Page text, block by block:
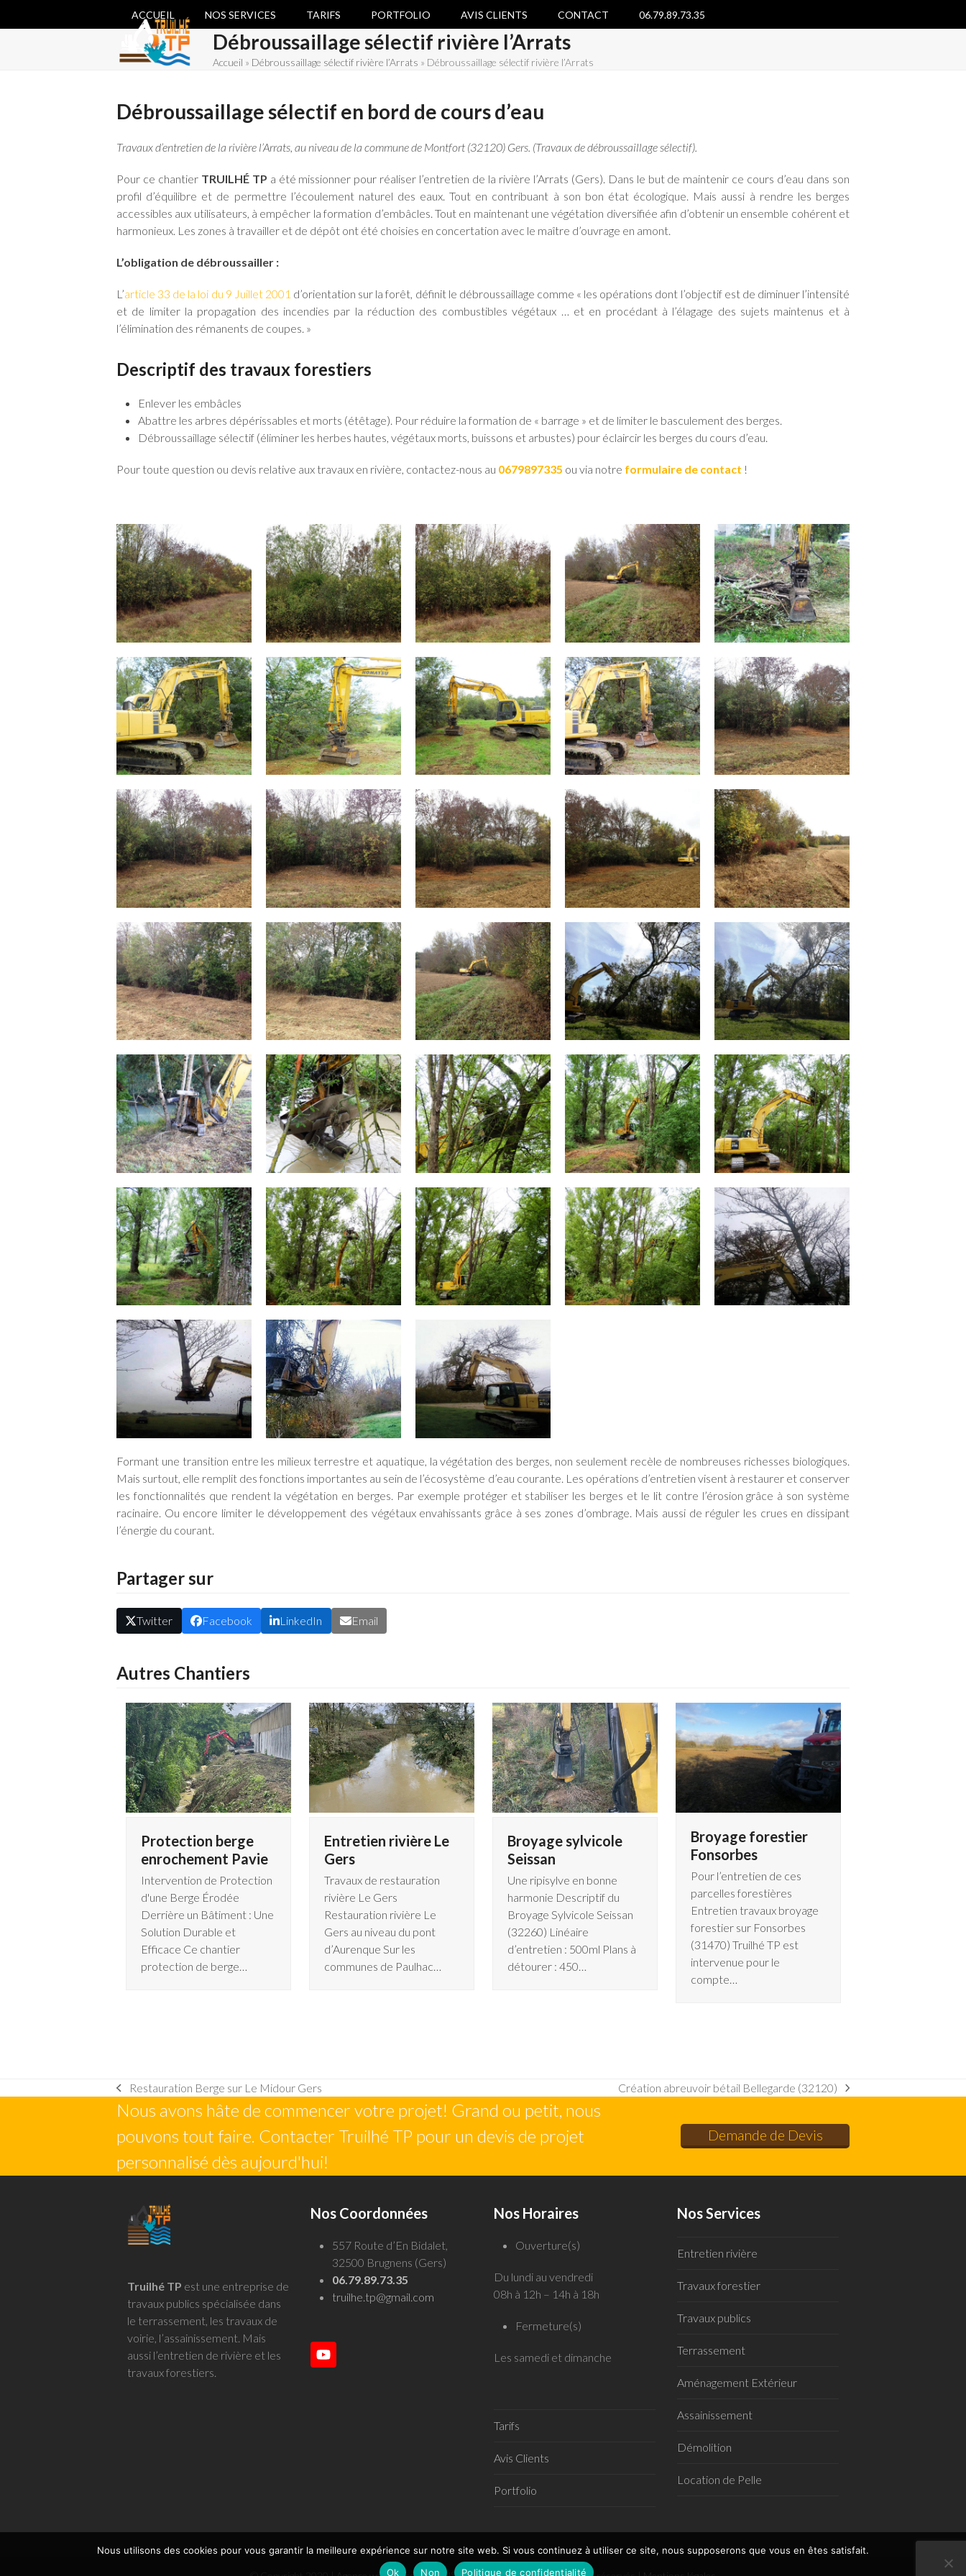
ACCUEIL NOS SERVICES TARIFS PORTFOLIO AVIS CLIENTS CONTACT 06.79.89.73.35
Débroussaillage sélectif rivière l’Arrats
Accueil » Débroussaillage sélectif rivière l’Arrats » Débroussaillage sélectif rivière l’Arrats
Débroussaillage sélectif en bord de cours d’eau
Travaux d’entretien de la rivière l’Arrats, au niveau de la commune de Montfort (32120) Gers. (Travaux de débroussaillage sélectif).
Pour ce chantier TRUILHÉ TP a été missionner pour réaliser l’entretien de la rivière l’Arrats (Gers). Dans le but de maintenir ce cours d’eau dans son
profil d’équilibre et de permettre l’écoulement naturel des eaux. Tout en contribuant à son bon état écologique. Mais aussi à rendre les berges
accessibles aux utilisateurs, à empêcher la formation d’embâcles. Tout en maintenant une végétation diversifiée afin d’obtenir un ensemble cohérent et
harmonieux. Les zones à travailler et de dépôt ont été choisies en concertation avec le maître d’ouvrage en amont.
L’obligation de débroussailler :
L’article 33 de la loi du 9 Juillet 2001 d’orientation sur la forêt, définit le débroussaillage comme « les opérations dont l’objectif est de diminuer l’intensité
et de limiter la propagation des incendies par la réduction des combustibles végétaux … et en procédant à l’élagage des sujets maintenus et à
l’élimination des rémanents de coupes. »
Descriptif des travaux forestiers
Enlever les embâcles
Abattre les arbres dépérissables et morts (étêtage). Pour réduire la formation de « barrage » et de limiter le basculement des berges.
Débroussaillage sélectif (éliminer les herbes hautes, végétaux morts, buissons et arbustes) pour éclaircir les berges du cours d’eau.
Pour toute question ou devis relative aux travaux en rivière, contactez-nous au 0679897335 ou via notre formulaire de contact !
Formant une transition entre les milieux terrestre et aquatique, la végétation des berges, non seulement recèle de nombreuses richesses biologiques.
Mais surtout, elle remplit des fonctions importantes au sein de l’écosystème d’eau courante. Les opérations d’entretien visent à restaurer et conserver
les fonctionnalités que rendent la végétation en berges. Par exemple protéger et stabiliser les berges et le lit contre l’érosion grâce à son système
racinaire. Ou encore limiter le développement des végétaux envahissants grâce à ses zones d’ombrage. Mais aussi de réguler les crues en dissipant
l’énergie du courant.
Partager sur
Twitter Facebook LinkedIn Email
Autres Chantiers
Protection berge
enrochement Pavie
Intervention de Protection
d'une Berge Érodée
Derrière un Bâtiment : Une
Solution Durable et
Efficace Ce chantier
protection de berge…
Entretien rivière Le
Gers
Travaux de restauration
rivière Le Gers
Restauration rivière Le
Gers au niveau du pont
d’Aurenque Sur les
communes de Paulhac…
Broyage sylvicole
Seissan
Une ripisylve en bonne
harmonie Descriptif du
Broyage Sylvicole Seissan
(32260) Linéaire
d’entretien : 500ml Plans à
détourer : 450…
Broyage forestier
Fonsorbes
Pour l’entretien de ces
parcelles forestières
Entretien travaux broyage
forestier sur Fonsorbes
(31470) Truilhé TP est
intervenue pour le
compte…
previous
post:
Restauration Berge sur Le Midour Gers
next
Création abreuvoir bétail Bellegarde (32120)
Nous avons hâte de commencer votre projet! Grand ou petit, nous
pouvons tout faire. Contacter Truilhé TP pour un devis de projet
personnalisé dès aujourd'hui!
Demande de Devis
Truilhé TP est une entreprise de
travaux publics spécialisée dans
le terrassement, les travaux de
voirie, l’assainissement. Mais
aussi l’entretien de rivière et les
travaux forestiers.
Nos Coordonnées
557 Route d’En Bidalet,
32500 Brugnens (Gers)
06.79.89.73.35
truilhe.tp@gmail.com
YouTube
Nos Horaires
Ouverture(s)
Du lundi au vendredi
08h à 12h – 14h à 18h
Fermeture(s)
Les samedi et dimanche
Tarifs
Avis Clients
Portfolio
Nos Services
Entretien rivière
Travaux forestier
Travaux publics
Terrassement
Aménagement Extérieur
Assainissement
Démolition
Location de Pelle
Nous utilisons des cookies pour vous garantir la meilleure expérience sur notre site web. Si vous continuez à utiliser ce site, nous supposerons que vous en êtes satisfait.
Ok
Non Politique de confidentialité